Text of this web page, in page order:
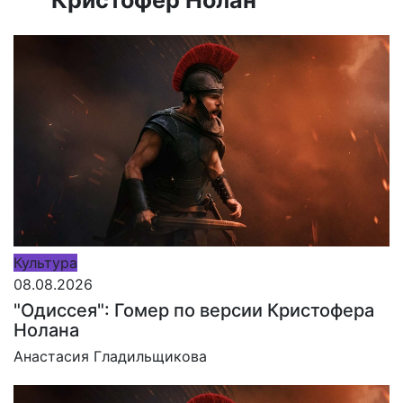
Культура
08.08.2026
"Одиссея": Гомер по версии Кристофера
Нолана
Анастасия Гладильщикова